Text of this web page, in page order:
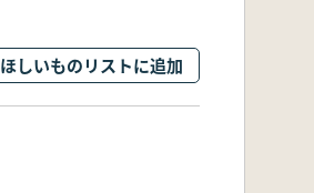
ほしいものリストに追加